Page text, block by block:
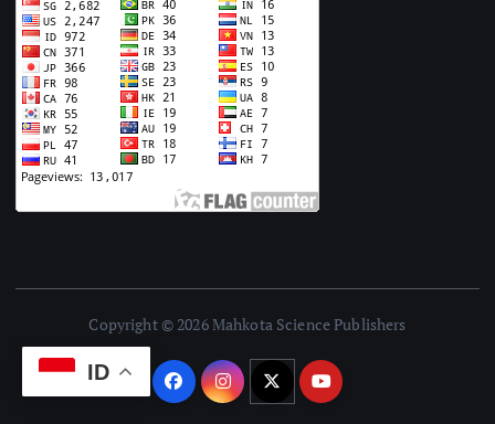
Copyright © 2026 Mahkota Science Publishers
ID